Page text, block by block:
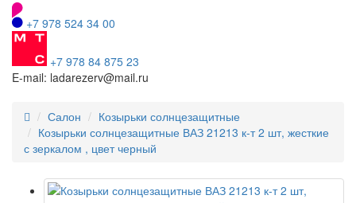
+7 978 524 34 00
+7 978 84 875 23
E-mail: ladarezerv@mail.ru
Салон
Козырьки солнцезащитные
Козырьки солнцезащитные ВАЗ 21213 к-т 2 шт, жесткие
с зеркалом , цвет черный